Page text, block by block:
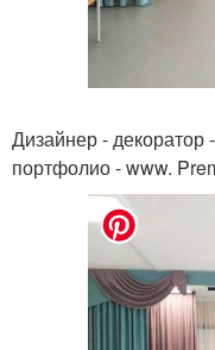
Дизайнер - декоратор
портфолио - www.